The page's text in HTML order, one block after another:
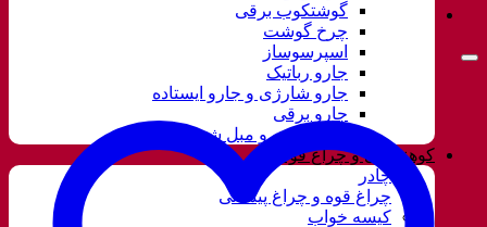
گوشتکوب برقی
چرخ گوشت
اسپرسوساز
جارو رباتیک
جارو شارژی و جارو ایستاده
جارو برقی
فرش شور و مبل شور
کوهنوردی و چراغ قوه
چادر
چراغ قوه و چراغ پیشانی
کیسه خواب